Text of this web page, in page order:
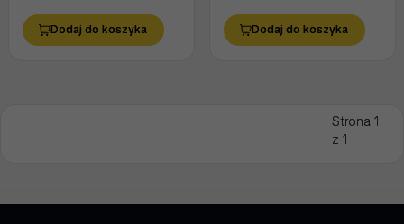
Dodaj do koszyka Dodaj do koszyka
Strona 1
z 1